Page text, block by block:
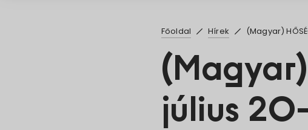
Főoldal Hírek (Magyar)
július